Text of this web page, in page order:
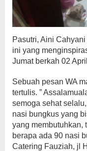
Pasutri, Aini
ini yang
Jumat berkah 02
Sebuah pesan WA
tertulis. ”
semoga sehat
nasi bungkus yang
yang membutuhkan,
berapa ada 90 nasi
Catering Fauziah, jl